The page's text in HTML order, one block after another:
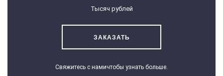
Тысяч рублей
ЗАКАЗАТЬ
Свяжитесь с намичтобы узнать больше.